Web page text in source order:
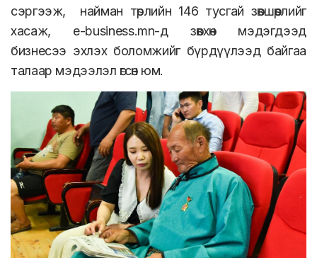
сэргээж,
найман төрлийн 146 тусгай зөвшөөрлийг
хасаж, e-business.mn-д зөвхөн мэдэгдээд
бизнесээ эхлэх боломжийг бүрдүүлээд байгаа
талаар мэдээлэл өгсөн юм.